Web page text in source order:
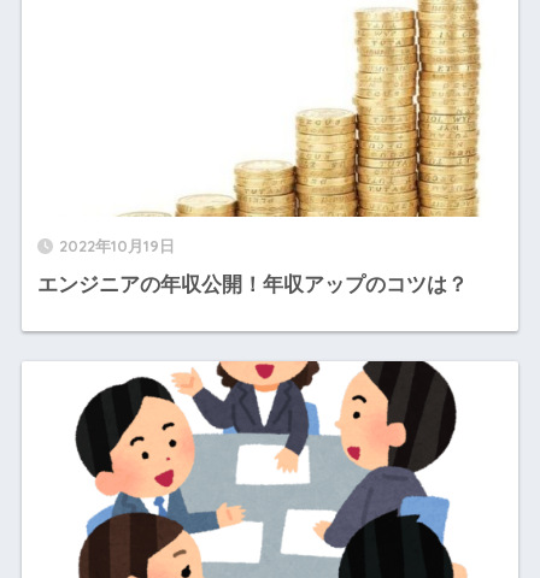
2022年10月19日
エンジニアの年収公開！年収アップのコツは？